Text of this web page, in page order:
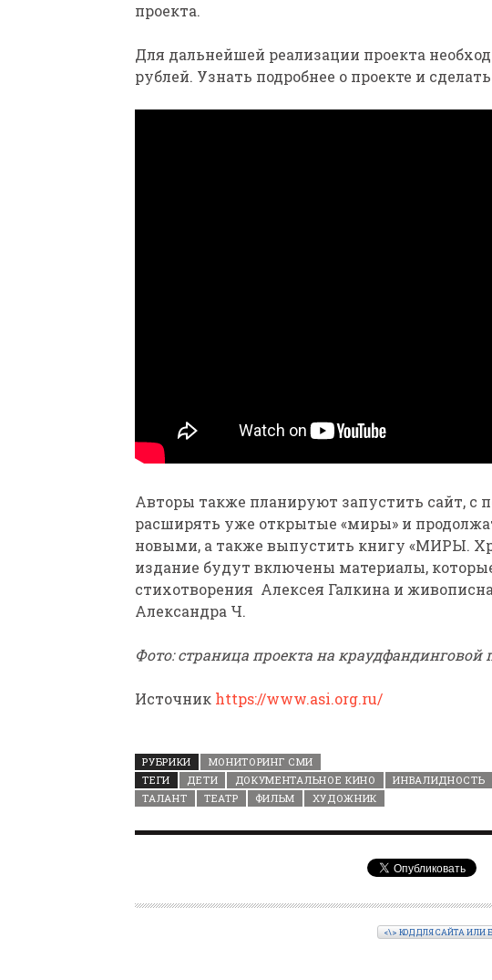
проекта.
Для дальнейшей реализации проекта
рублей. Узнать подробнее о проекте и
Авторы также планируют запустить сайт, с
расширять уже открытые «миры» и
новыми, а также выпустить книгу «МИРЫ.
издание будут включены материалы,
стихотворения Алексея Галкина и
Александра Ч.
Фото: страница проекта на краудфандинговой
Источник https://www.asi.org.ru/
РУБРИКИ
МОНИТОРИНГ СМИ
ТЕГИ
ДЕТИ ДОКУМЕНТАЛЬНОЕ КИНО ИНВАЛИДНОСТЬ
ТАЛАНТ
ТЕАТР ФИЛЬМ ХУДОЖНИК
<\> КОД ДЛЯ САЙТА ИЛИ